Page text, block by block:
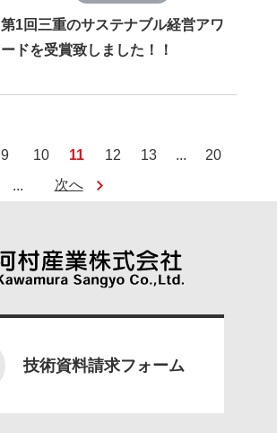
第1回三重のサステナブル経営アワ
ードを受賞致しました！！
9 10 11 12 13 ...
20
...
次へ
技術資料請求フォーム